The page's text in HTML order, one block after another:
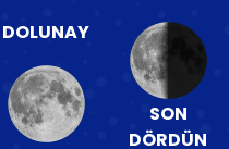
DOLUNAY
SON
DÖRDÜN